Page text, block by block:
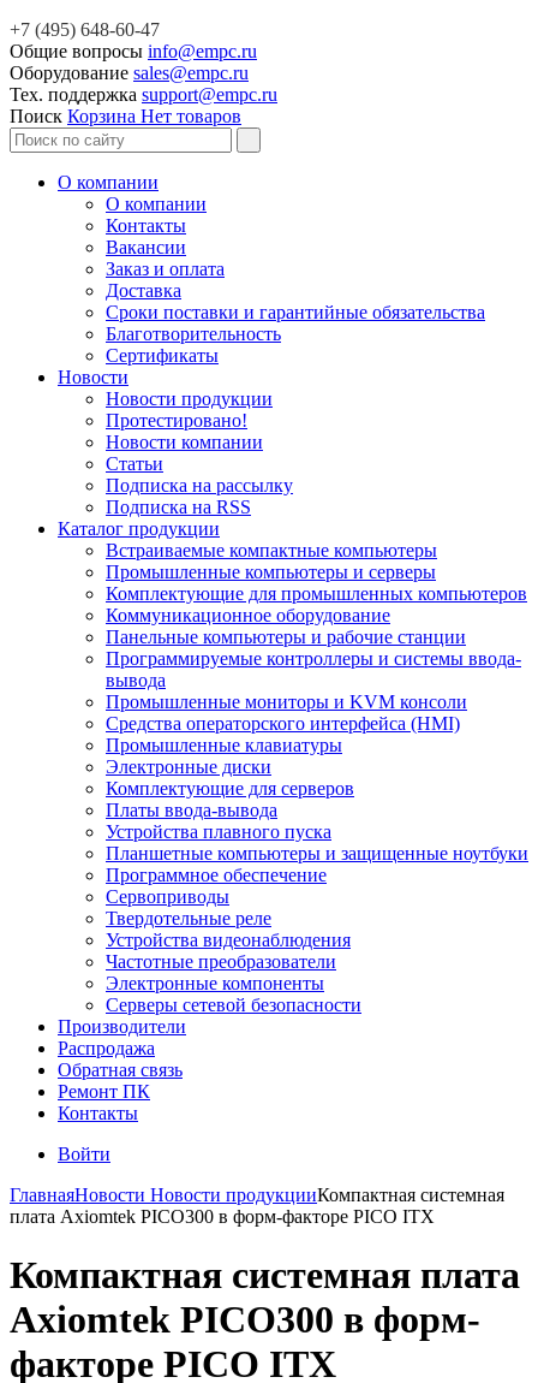
+7 (495) 648-60-47
Общие вопросы info@empc.ru
Оборудование sales@empc.ru
Тех. поддержка support@empc.ru
Поиск Корзина Нет товаров
О компании
О компании
Контакты
Вакансии
Заказ и оплата
Доставка
Сроки поставки и гарантийные обязательства
Благотворительность
Сертификаты
Новости
Новости продукции
Протестировано!
Новости компании
Статьи
Подписка на рассылку
Подписка на RSS
Каталог продукции
Встраиваемые компактные компьютеры
Промышленные компьютеры и серверы
Комплектующие для промышленных компьютеров
Коммуникационное оборудование
Панельные компьютеры и рабочие станции
Программируемые контроллеры и системы ввода-
вывода
Промышленные мониторы и KVM консоли
Средства операторского интерфейса (HMI)
Промышленные клавиатуры
Электронные диски
Комплектующие для серверов
Платы ввода-вывода
Устройства плавного пуска
Планшетные компьютеры и защищенные ноутбуки
Программное обеспечение
Сервоприводы
Твердотельные реле
Устройства видеонаблюдения
Частотные преобразователи
Электронные компоненты
Серверы сетевой безопасности
Производители
Распродажа
Обратная связь
Ремонт ПК
Контакты
Войти
ГлавнаяНовости Новости продукцииКомпактная системная
плата Axiomtek PICO300 в форм-факторе PICO ITX
Компактная системная плата
Axiomtek PICO300 в форм-
факторе PICO ITX